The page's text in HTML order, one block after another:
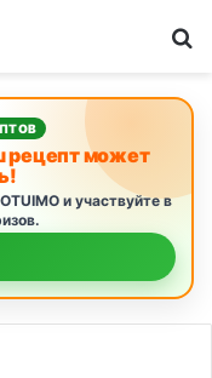
рецепт может
и участвуйте в